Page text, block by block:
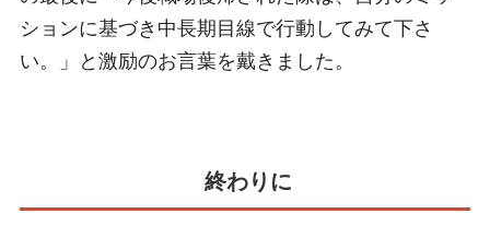
ションに基づき中長期目線で行動してみて下さ
い。」と激励のお言葉を戴きました。
終わりに